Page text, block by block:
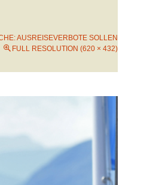
AUSREISEVERBOTE SOLLEN
FULL RESOLUTION (620 × 432)